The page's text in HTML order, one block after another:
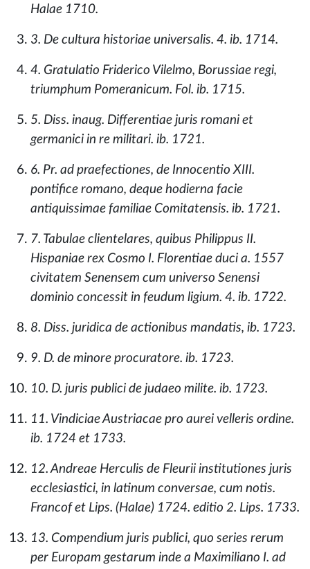
Halae 1710.
3. De cultura historiae universalis. 4. ib. 1714.
4. Gratulatio Friderico Vilelmo, Borussiae regi,
triumphum Pomeranicum. Fol. ib. 1715.
5. Diss. inaug. Differentiae juris romani et
germanici in re militari. ib. 1721.
6. Pr. ad praefectiones, de Innocentio XIII.
pontifice romano, deque hodierna facie
antiquissimae familiae Comitatensis. ib. 1721.
7. Tabulae clientelares, quibus Philippus II.
Hispaniae rex Cosmo I. Florentiae duci a. 1557
civitatem Senensem cum universo Senensi
dominio concessit in feudum ligium. 4. ib. 1722.
8. Diss. juridica de actionibus mandatis, ib. 1723.
9. D. de minore procuratore. ib. 1723.
10. D. juris publici de judaeo milite. ib. 1723.
11. Vindiciae Austriacae pro aurei velleris ordine.
ib. 1724 et 1733.
12. Andreae Herculis de Fleurii institutiones juris
ecclesiastici, in latinum conversae, cum notis.
Francof et Lips. (Halae) 1724. editio 2. Lips. 1733.
13. Compendium juris publici, quo series rerum
per Europam gestarum inde a Maximiliano I. ad